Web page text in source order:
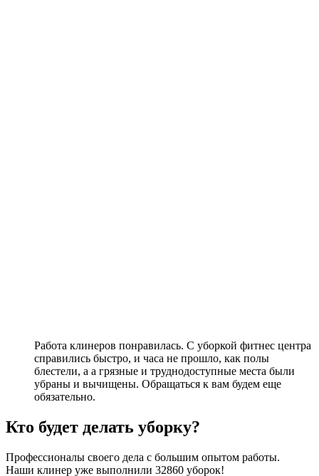
Работа клинеров понравилась. С уборкой фитнес центра
справились быстро, и часа не прошло, как полы
блестели, а а грязные и труднодоступные места были
убраны и вычищены. Обращаться к вам будем еще
обязательно.
Кто будет делать уборку?
Профессионалы своего дела с большим опытом работы.
Наши клинер уже выполнили 32860 уборок!